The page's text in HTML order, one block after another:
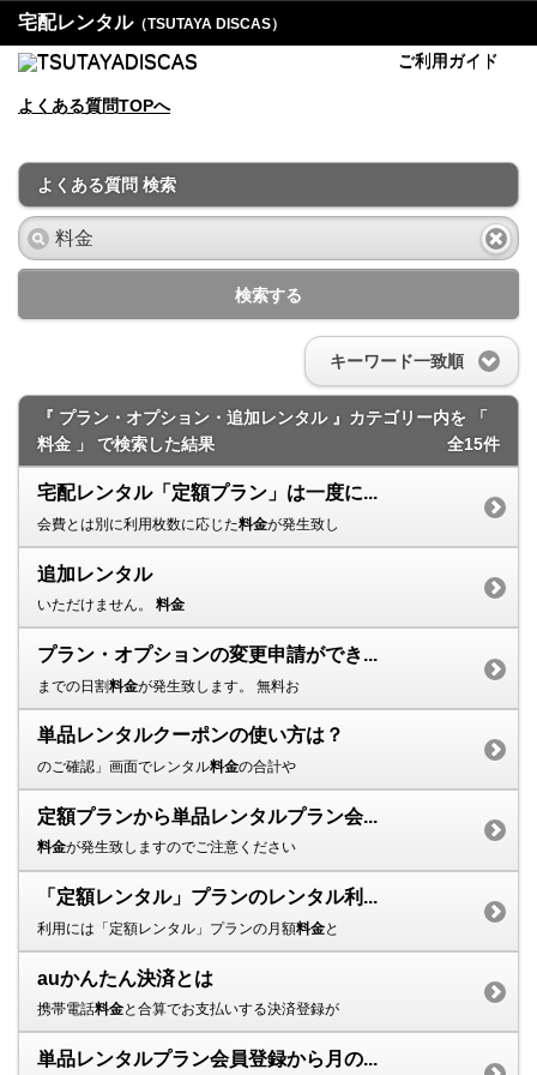
宅配レンタル（TSUTAYA DISCAS）
ご利用ガイド
よくある質問TOPへ
よくある質問 検索
検索する
キーワード一致順
『 プラン・オプション・追加レンタル 』カテゴリー内を 「
料金 」 で検索した結果
全15件
宅配レンタル「定額プラン」は一度に...
会費とは別に利用枚数に応じた料金が発生致し
追加レンタル
いただけません。 料金
プラン・オプションの変更申請ができ...
までの日割料金が発生致します。 無料お
単品レンタルクーポンの使い方は？
のご確認」画面でレンタル料金の合計や
定額プランから単品レンタルプラン会...
料金が発生致しますのでご注意ください
「定額レンタル」プランのレンタル利...
利用には「定額レンタル」プランの月額料金と
auかんたん決済とは
携帯電話料金と合算でお支払いする決済登録が
単品レンタルプラン会員登録から月の...